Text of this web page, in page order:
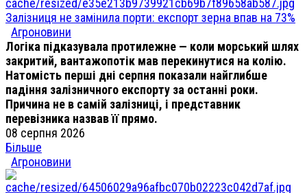
Залізниця не замінила порти: експорт зерна впав на 73%
Агроновини
Логіка підказувала протилежне — коли морський шлях
закритий, вантажопотік мав перекинутися на колію.
Натомість перші дні серпня показали найглибше
падіння залізничного експорту за останні роки.
Причина не в самій залізниці, і представник
перевізника назвав її прямо.
08 серпня 2026
Більше
Агроновини